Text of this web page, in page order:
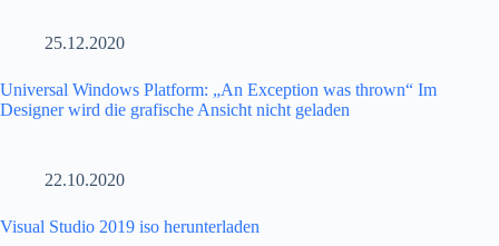
25.12.2020
Universal Windows Platform: „An Exception was thrown“ Im
Designer wird die grafische Ansicht nicht geladen
22.10.2020
Visual Studio 2019 iso herunterladen